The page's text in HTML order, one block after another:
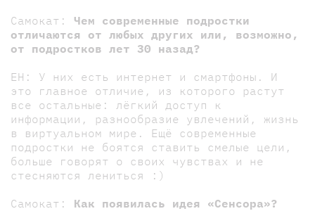
Самокат: Чем современные подростки
отличаются от любых других или, возможно,
от подростков лет 30 назад?
ЕН: У них есть интернет и смартфоны. И
это главное отличие, из которого растут
все остальные: лёгкий доступ к
информации, разнообразие увлечений, жизнь
в виртуальном мире. Ещё современные
подростки не боятся ставить смелые цели,
больше говорят о своих чувствах и не
стесняются лениться :)
Самокат: Как появилась идея «Сенсора»?